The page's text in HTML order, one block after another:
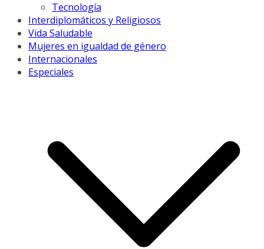
Tecnología
Interdiplomáticos y Religiosos
Vida Saludable
Mujeres en igualdad de género
Internacionales
Especiales